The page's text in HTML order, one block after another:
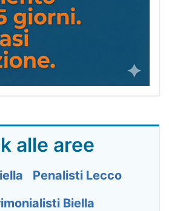
alle aree
Penalisti Lecco
Biella